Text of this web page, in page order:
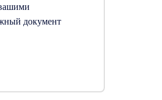
документ